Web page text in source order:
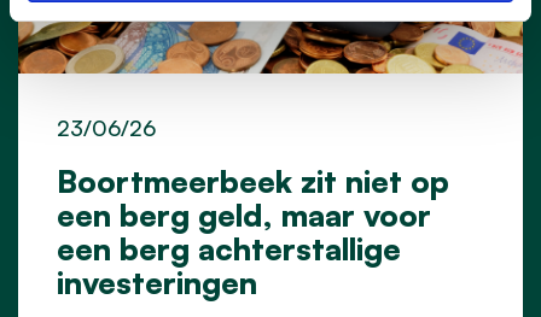
Boortmeerbeek zit niet op
een berg geld, maar voor
een berg achterstallige
investeringen
23/06/26